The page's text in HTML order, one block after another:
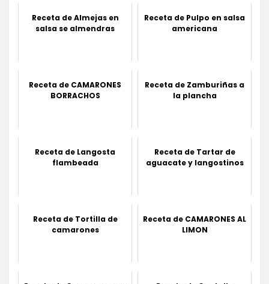
Receta de Almejas en
salsa se almendras
Receta de Pulpo en salsa
americana
Receta de CAMARONES
BORRACHOS
Receta de Zamburiñas a
la plancha
Receta de Langosta
flambeada
Receta de Tartar de
aguacate y langostinos
Receta de Tortilla de
camarones
Receta de CAMARONES AL
LIMON